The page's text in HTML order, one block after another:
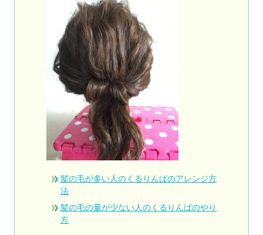
髪の毛が多い人のくるりんぱのアレンジ方
法
髪の毛の量が少ない人のくるりんぱのやり
方